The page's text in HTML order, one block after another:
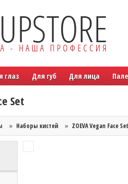
глаз Для губ Для лица
Set
» Наборы кистей » ZOEVA Vegan Face Set